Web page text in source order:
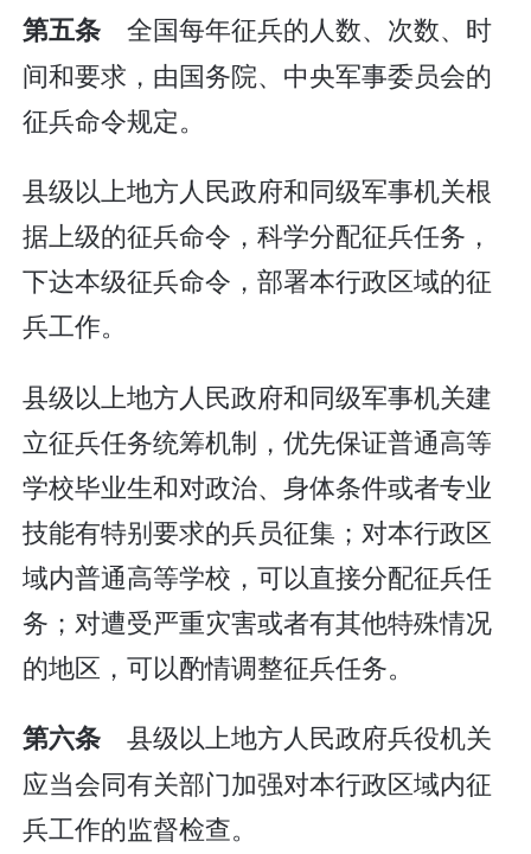
第五条 全国每年征兵的人数、次数、时
间和要求，由国务院、中央军事委员会的
征兵命令规定。
县级以上地方人民政府和同级军事机关根
据上级的征兵命令，科学分配征兵任务，
下达本级征兵命令，部署本行政区域的征
兵工作。
县级以上地方人民政府和同级军事机关建
立征兵任务统筹机制，优先保证普通高等
学校毕业生和对政治、身体条件或者专业
技能有特别要求的兵员征集；对本行政区
域内普通高等学校，可以直接分配征兵任
务；对遭受严重灾害或者有其他特殊情况
的地区，可以酌情调整征兵任务。
第六条 县级以上地方人民政府兵役机关
应当会同有关部门加强对本行政区域内征
兵工作的监督检查。